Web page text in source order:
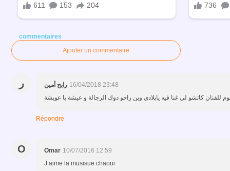
commentaires
Ajouter un commentaire
ر رابح أمين 16/04/2018 23:48
للفنان كاتشو لي غنا فيه يابلادي وين راحو دوك الرجالة و عيشة يا عويشة
Répondre
O Omar 10/07/2016 12:59
J aime la musisue chaoui